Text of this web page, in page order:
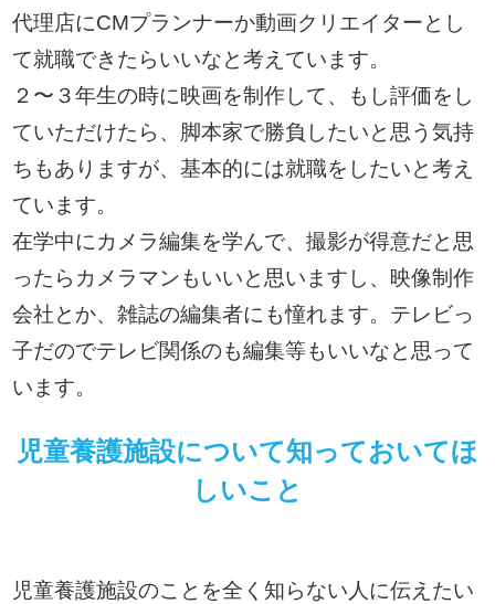
代理店にCMプランナーか動画クリエイターとし
て就職できたらいいなと考えています。
２〜３年生の時に映画を制作して、もし評価をし
ていただけたら、脚本家で勝負したいと思う気持
ちもありますが、基本的には就職をしたいと考え
ています。
在学中にカメラ編集を学んで、撮影が得意だと思
ったらカメラマンもいいと思いますし、映像制作
会社とか、雑誌の編集者にも憧れます。テレビっ
子だのでテレビ関係のも編集等もいいなと思って
います。
児童養護施設について知っておいてほ
しいこと
児童養護施設のことを全く知らない人に伝えたい